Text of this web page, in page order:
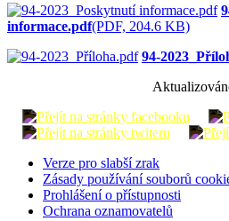
informace.pdf(PDF, 204.6 KB)
94-
Verze pro slabší zrak
Zásady používání souborů
Prohlášení o přístupnosti
Ochrana oznamovatelů